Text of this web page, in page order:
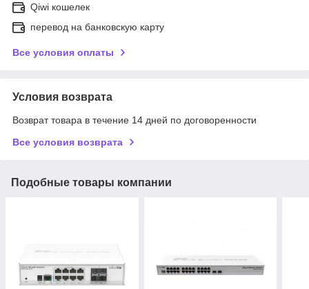
Qiwi кошелек
перевод на банковскую карту
Все условия оплаты
Условия возврата
Возврат товара в течение 14 дней по договоренности
Все условия возврата
Подобные товары компании